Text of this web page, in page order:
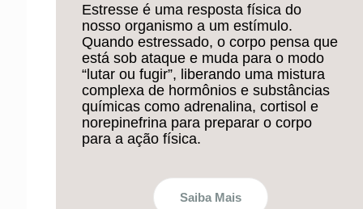
Estresse é uma resposta física do
nosso organismo a um estímulo.
Quando estressado, o corpo pensa que
está sob ataque e muda para o modo
“lutar ou fugir”, liberando uma mistura
complexa de hormônios e substâncias
químicas como adrenalina, cortisol e
norepinefrina para preparar o corpo
para a ação física.
Saiba Mais